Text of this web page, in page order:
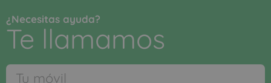
Llámanos y te ayudamos
91 218 21 86